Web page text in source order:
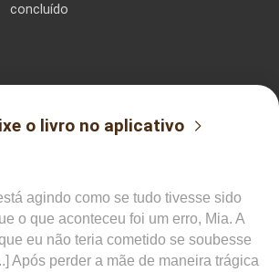
concluído
o livro no aplicativo
agindo como se tudo tivesse sido
o que aconteceu foi um erro, Mia. A
eu não teria cometido se soubesse
Após perder a mãe de maneira trágica